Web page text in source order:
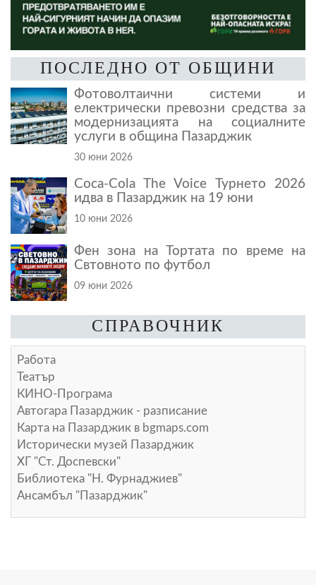
ПОСЛЕДНО ОТ ОБЩИНИ
Фотоволтаични системи и
електрически превозни средства за
модернизацията на социалните
услуги в община Пазарджик
30 юни 2026
Coca-Cola The Voice Турнето 2026
идва в Пазарджик на 19 юни
10 юни 2026
Фен зона на Тортата по време на
Свтовното по футбол
09 юни 2026
СПРАВОЧНИК
Работа
Театър
КИНО-Програма
Автогара Пазарджик - разписание
Карта на Пазарджик в bgmaps.com
Исторически музей Пазарджик
ХГ "Ст. Доспевски"
Библиотека "Н. Фурнаджиев"
Ансамбъл "Пазарджик"